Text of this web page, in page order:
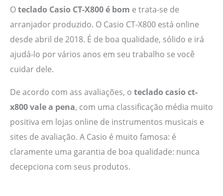
Oteclado Casio CT-X800 é bom e trata-se de
arranjador produzido. O Casio CT-X800 está online
desde abril de 2018. É de boa qualidade, sólido e irá
ajudá-lo por vários anos em seu trabalho se você
cuidar dele.
De acordo com ass avaliações, o teclado casio ct-
x800 vale a pena, com uma classificação média muito
positiva em lojas online de instrumentos musicais e
sites de avaliação. A Casio é muito famosa: é
claramente uma garantia de boa qualidade: nunca
decepciona com seus produtos.